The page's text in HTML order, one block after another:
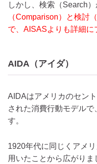
しかし、検索（Search
（Comparison）と検討
で、AISASよりも詳細に
AIDA（アイダ）
AIDAはアメリカのセン
された消費行動モデル
す。
1920年代に同じくアメ
用いたことから広がりま